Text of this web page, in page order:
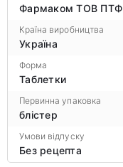
Фармаком ТОВ ПТФ
Країна виробництва
Україна
Форма
Таблетки
Первинна упаковка
блістер
Умови відпуску
Без рецепта